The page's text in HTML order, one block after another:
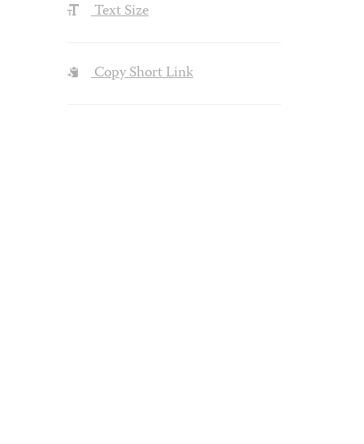
Text Size
Copy Short Link